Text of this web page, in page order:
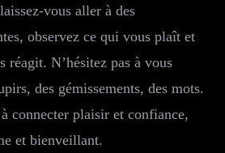
vous aller à des
observez ce qui vous plaît et
réagit. N’hésitez pas à vous
des gémissements, des mots.
connecter plaisir et confiance,
et bienveillant.